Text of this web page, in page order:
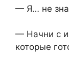
— Я… не
— Начни с
которые